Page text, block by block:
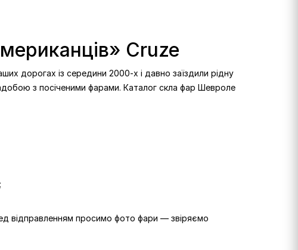
Cruze
дорогах із середини 2000-х і давно заїздили рідну
з посіченими фарами. Каталог скла фар Шевроле
відправленням просимо фото фари — звіряємо